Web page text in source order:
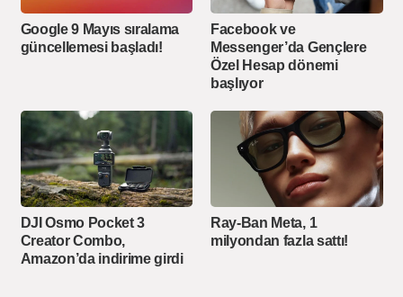
Google 9 Mayıs sıralama
güncellemesi başladı!
Facebook ve
Messenger’da Gençlere
Özel Hesap dönemi
başlıyor
DJI Osmo Pocket 3
Creator Combo,
Amazon’da indirime girdi
Ray-Ban Meta, 1
milyondan fazla sattı!